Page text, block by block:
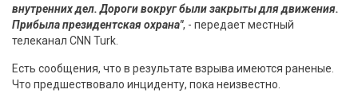
внутренних дел. Дороги вокруг были закрыты для движения.
Прибыла президентская охрана", - передает местный
телеканал CNN Turk.
Есть сообщения, что в результате взрыва имеются раненые.
Что предшествовало инциденту, пока неизвестно.